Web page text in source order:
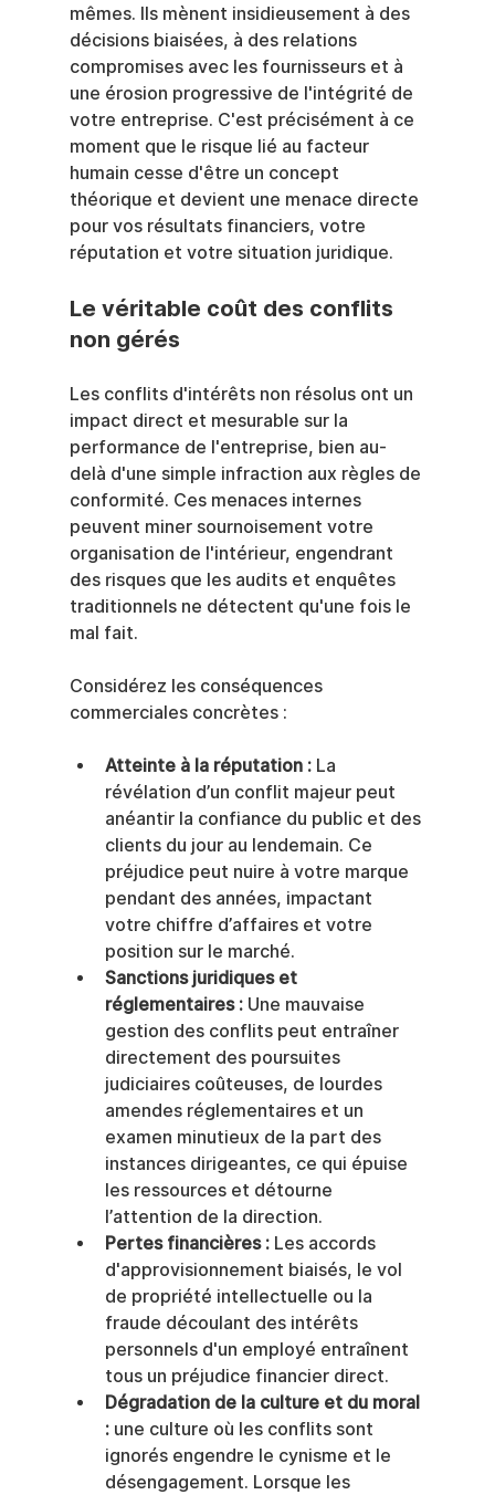
mêmes. Ils mènent insidieusement à des
décisions biaisées, à des relations
compromises avec les fournisseurs et à
une érosion progressive de l'intégrité de
votre entreprise. C'est précisément à ce
moment que le risque lié au facteur
humain cesse d'être un concept
théorique et devient une menace directe
pour vos résultats financiers, votre
réputation et votre situation juridique.
Le véritable coût des conflits
non gérés
Les conflits d'intérêts non résolus ont un
impact direct et mesurable sur la
performance de l'entreprise, bien au-
delà d'une simple infraction aux règles de
conformité. Ces menaces internes
peuvent miner sournoisement votre
organisation de l'intérieur, engendrant
des risques que les audits et enquêtes
traditionnels ne détectent qu'une fois le
mal fait.
Considérez les conséquences
commerciales concrètes :
Atteinte à la réputation : La
révélation d’un conflit majeur peut
anéantir la confiance du public et des
clients du jour au lendemain. Ce
préjudice peut nuire à votre marque
pendant des années, impactant
votre chiffre d’affaires et votre
position sur le marché.
Sanctions juridiques et
réglementaires : Une mauvaise
gestion des conflits peut entraîner
directement des poursuites
judiciaires coûteuses, de lourdes
amendes réglementaires et un
examen minutieux de la part des
instances dirigeantes, ce qui épuise
les ressources et détourne
l’attention de la direction.
Pertes financières : Les accords
d'approvisionnement biaisés, le vol
de propriété intellectuelle ou la
fraude découlant des intérêts
personnels d'un employé entraînent
tous un préjudice financier direct.
Dégradation de la culture et du moral
: une culture où les conflits sont
ignorés engendre le cynisme et le
désengagement. Lorsque les